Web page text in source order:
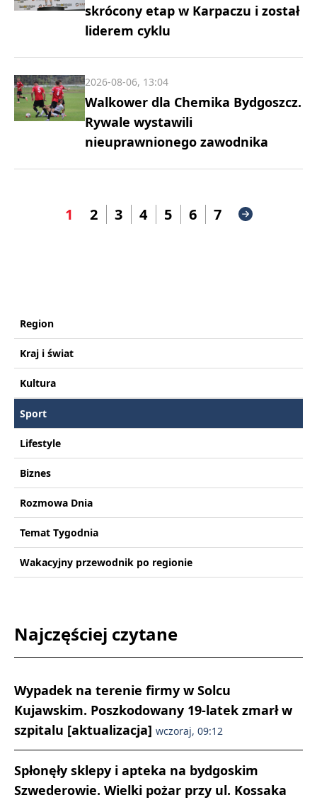
skrócony etap w Karpaczu i został
liderem cyklu
Walkower dla Chemika Bydgoszcz.
Rywale wystawili
nieuprawnionego zawodnika
2026-08-06, 13:04
1 2 3 4 5 6 7
Region
Kraj i świat
Kultura
Sport
Lifestyle
Biznes
Rozmowa Dnia
Temat Tygodnia
Wakacyjny przewodnik po regionie
Najczęściej czytane
Wypadek na terenie firmy w Solcu
Kujawskim. Poszkodowany 19-latek zmarł w
szpitalu [aktualizacja] wczoraj, 09:12
Spłonęły sklepy i apteka na bydgoskim
Szwederowie. Wielki pożar przy ul. Kossaka